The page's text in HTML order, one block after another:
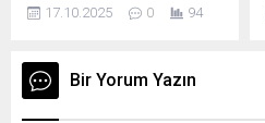
kamuoyunun dikkatini çekti.
kentinde görülen davada, 18
Türk kökenli sürücü
17.10.2025 0 94
Bir Yorum Yazın